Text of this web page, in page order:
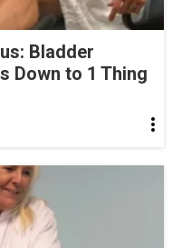
Bladder
Down to 1 Thing